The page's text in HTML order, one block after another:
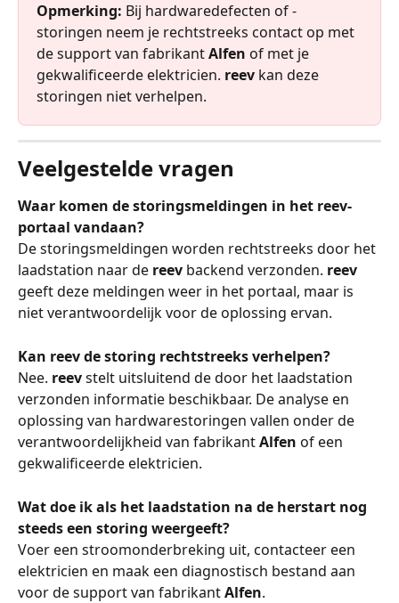
Opmerking: Bij hardwaredefecten of -
storingen neem je rechtstreeks contact op met
de support van fabrikant Alfen of met je
gekwalificeerde elektricien. reev kan deze
storingen niet verhelpen.
Veelgestelde vragen
Waar komen de storingsmeldingen in het reev-
portaal vandaan?
De storingsmeldingen worden rechtstreeks door het
laadstation naar de reev backend verzonden. reev
geeft deze meldingen weer in het portaal, maar is
niet verantwoordelijk voor de oplossing ervan.
Kan reev de storing rechtstreeks verhelpen?
Nee. reev stelt uitsluitend de door het laadstation
verzonden informatie beschikbaar. De analyse en
oplossing van hardwarestoringen vallen onder de
verantwoordelijkheid van fabrikant Alfen of een
gekwalificeerde elektricien.
Wat doe ik als het laadstation na de herstart nog
steeds een storing weergeeft?
Voer een stroomonderbreking uit, contacteer een
elektricien en maak een diagnostisch bestand aan
voor de support van fabrikant Alfen.